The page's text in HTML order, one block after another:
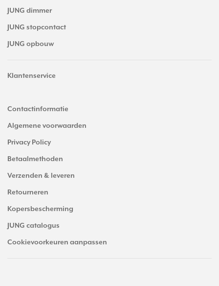
JUNG dimmer
JUNG stopcontact
JUNG opbouw
Klantenservice
Contactinformatie
Algemene voorwaarden
Privacy Policy
Betaalmethoden
Verzenden & leveren
Retourneren
Kopersbescherming
JUNG catalogus
Cookievoorkeuren aanpassen